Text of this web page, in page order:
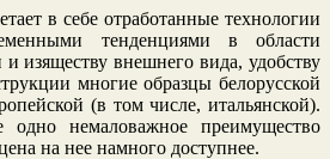
в себе отработанные технологии
тенденциями в области
изяществу внешнего вида, удобству
многие образцы белорусской
(в том числе, итальянской).
немаловажное преимущество
на нее намного доступнее.